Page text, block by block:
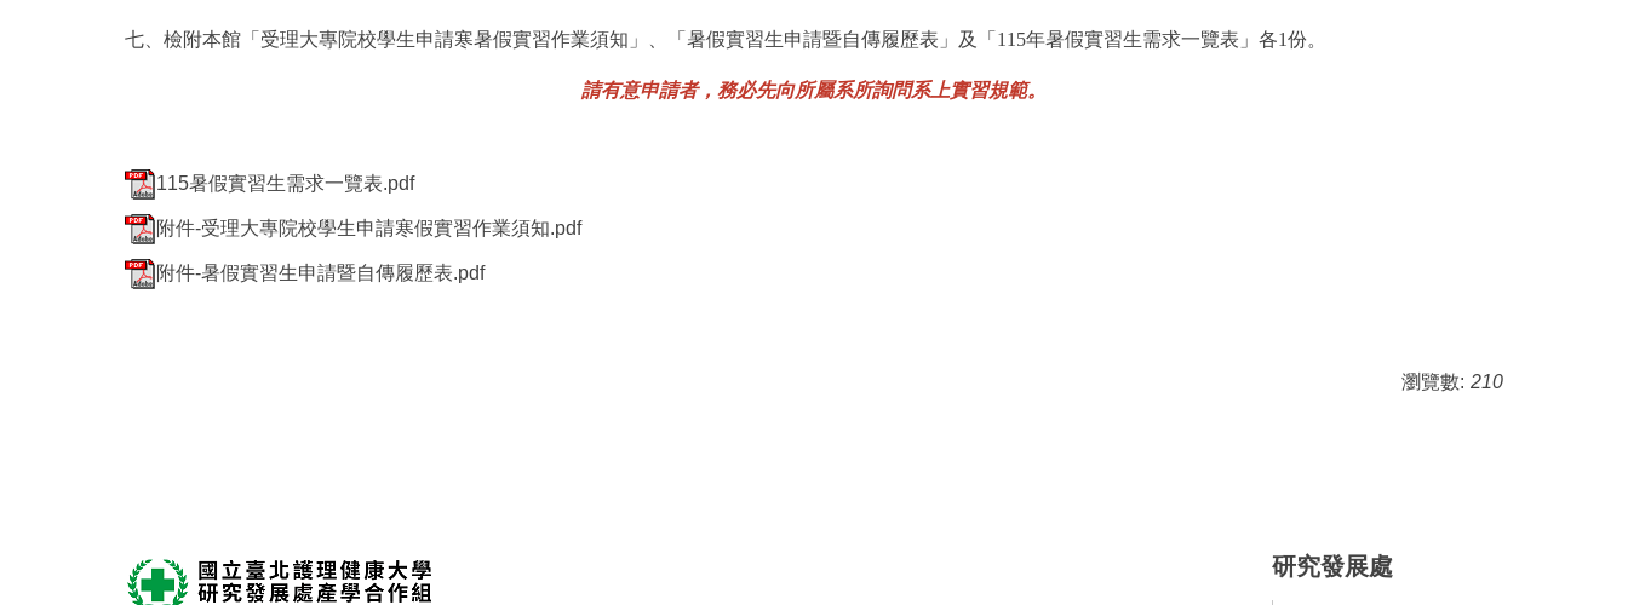
七、檢附本館「受理大專院校學生申請寒暑假實習作業須知」、「暑假實習生申請暨自傳履歷表」及「115年暑假實習生需求一覽表」各1份。
請有意申請者，務必先向所屬系所詢問系上實習規範。
115暑假實習生需求一覽表.pdf
附件-受理大專院校學生申請寒假實習作業須知.pdf
附件-暑假實習生申請暨自傳履歷表.pdf
瀏覽數: 210
研究發展處